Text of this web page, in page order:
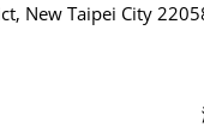
New Taipei City